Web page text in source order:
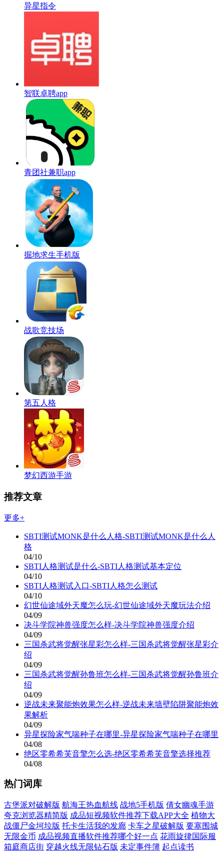
异星指令
智联卓聘app
青团社兼职app
掘地求生手机版
战歌竞技场
第五人格
梦幻西游手游
推荐文章
更多+
SBTI测试MONK是什么人格-SBTI测试MONK是什么人
格
04/10
SBTI人格测试是什么-SBTI人格测试基本定位
04/10
SBTI人格测试入口-SBTI人格怎么测试
04/10
幻世仙途域外天魔怎么玩-幻世仙途域外天魔玩法介绍
04/09
决斗学院神兽强度怎么样-决斗学院神兽强度介绍
04/09
三国杀武将觉醒张星彩怎么样-三国杀武将觉醒张星彩介
绍
04/09
三国杀武将觉醒孙鲁班怎么样-三国杀武将觉醒孙鲁班介
绍
04/09
逆战未来聚能炮效果怎么样-逆战未来墙壁陷阱聚能炮效
果解析
04/09
异星探险家气喘种子在哪里-异星探险家气喘种子在哪里
04/08
绝区零希希芙音擎怎么选-绝区零希希芙音擎选择推荐
04/08
热门词库
古堡派对破解版 航海王热血航线 战地5手机版 倩女幽魂手游
夸克浏览器精简版 成品短视频软件推荐下载APP大全 植物大
战僵尸金坷垃版 托卡生活我的发廊 卡车之星破解版 要塞围城
无限金币 成品视频直播软件推荐哪个好一点 花雨旋律国际服
箱庭商店街 穿越火线无限钻石版 未定事件簿 起点读书